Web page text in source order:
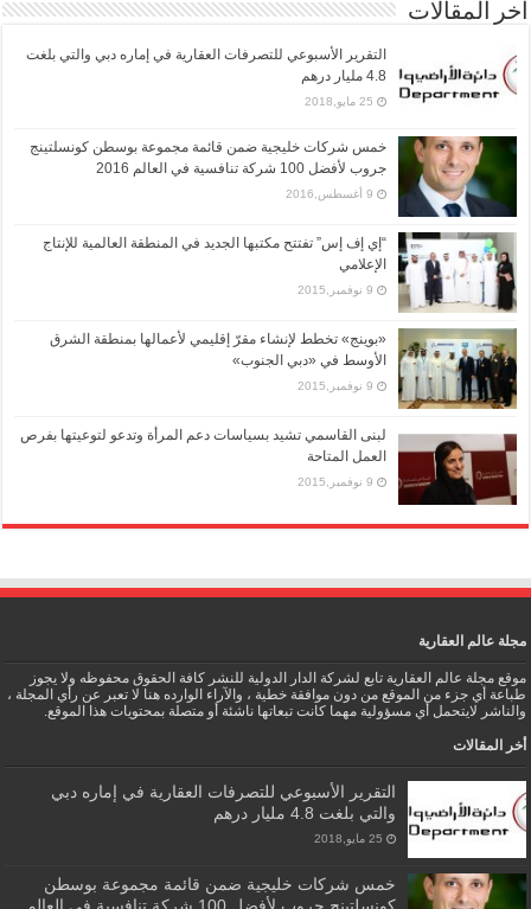
آخر المقالات
التقرير الأسبوعي للتصرفات العقارية في إماره دبي والتي بلغت
4.8 مليار درهم
25 مايو,2018
خمس شركات خليجية ضمن قائمة مجموعة بوسطن كونسلتينج
جروب لأفضل 100 شركة تنافسية في العالم 2016
9 أغسطس,2016
“إي إف إس” تفتتح مكتبها الجديد في المنطقة العالمية للإنتاج
الإعلامي
9 نوفمبر,2015
«بوينج» تخطط لإنشاء مقرّ إقليمي لأعمالها بمنطقة الشرق
الأوسط في «دبي الجنوب»
9 نوفمبر,2015
لبنى القاسمي تشيد بسياسات دعم المرأة وتدعو لتوعيتها بفرص
العمل المتاحة
9 نوفمبر,2015
مجلة عالم العقارية
موقع مجلة عالم العقارية تابع لشركة الدار الدولية للنشر كافة الحقوق محفوظه ولا يجوز
طباعة أي جزء من الموقع من دون موافقة خطية ، والآراء الوارده هنا لا تعبر عن رأي المجلة ،
والناشر لايتحمل أي مسؤولية مهما كانت تبعاتها ناشئة أو متصلة بمحتويات هذا الموقع.
أخر المقالات
التقرير الأسبوعي للتصرفات العقارية في إماره دبي
والتي بلغت 4.8 مليار درهم
25 مايو,2018
خمس شركات خليجية ضمن قائمة مجموعة بوسطن
كونسلتينج جروب لأفضل 100 شركة تنافسية في العالم